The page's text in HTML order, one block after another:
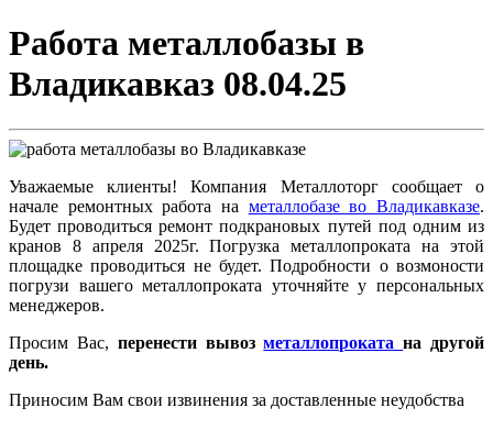
Работа металлобазы в
Владикавказ 08.04.25
Уважаемые клиенты! Компания Металлоторг сообщает о
начале ремонтных работа на металлобазе во Владикавказе.
Будет проводиться ремонт подкрановых путей под одним из
кранов 8 апреля 2025г. Погрузка металлопроката на этой
площадке проводиться не будет. Подробности о возмоности
погрузи вашего металлопроката уточняйте у персональных
менеджеров.
Просим Вас, перенести вывозметаллопрокатана другой
день.
Приносим Вам свои извинения за доставленные неудобства